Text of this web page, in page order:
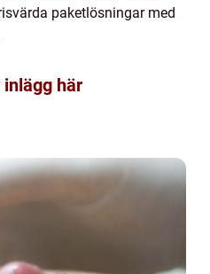
paketlösningar med
här